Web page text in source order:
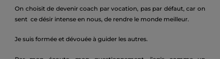
On choisit de devenir coach par vocation, pas par défaut, car on
sent ce désir intense en nous, de rendre le monde meilleur.
Je suis formée et dévouée à guider les autres.